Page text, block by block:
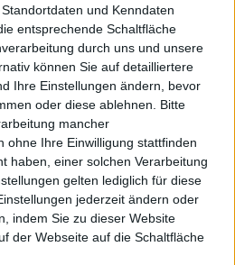
und Kenndaten
entsprechende Schaltfläche
durch uns und unsere
können Sie auf detailliertere
Ihre Einstellungen ändern, bevor
oder diese ablehnen.
Bitte
mancher
ohne Ihre Einwilligung stattfinden
haben, einer solchen Verarbeitung
gelten lediglich für diese
jederzeit ändern oder
indem Sie zu dieser Website
der Webseite auf die Schaltfläche